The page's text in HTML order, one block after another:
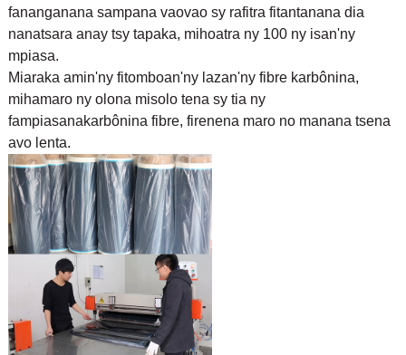
fananganana sampana vaovao sy rafitra fitantanana dia
nanatsara anay tsy tapaka, mihoatra ny 100 ny isan'ny
mpiasa.
Miaraka amin'ny fitomboan'ny lazan'ny fibre karbônina,
mihamaro ny olona misolo tena sy tia ny
fampiasanakarbônina fibre, firenena maro no manana tsena
avo lenta.